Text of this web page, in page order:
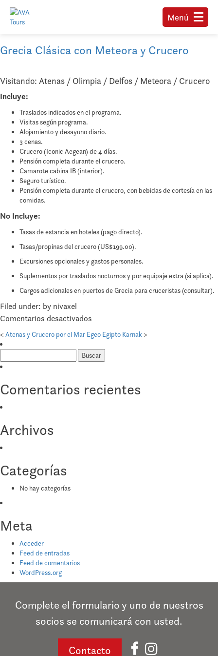
Menú
Grecia Clásica con Meteora y Crucero
Visitando: Atenas / Olimpia / Delfos / Meteora / Crucero
Incluye:
Traslados indicados en el programa.
Visitas según programa.
Alojamiento y desayuno diario.
3 cenas.
Crucero (Iconic Aegean) de 4 días.
Pensión completa durante el crucero.
Camarote cabina IB (interior).
Seguro turístico.
Pensión completa durante el crucero, con bebidas de cortesía en las
comidas.
No Incluye:
Tasas de estancia en hoteles (pago directo).
Tasas/propinas del crucero (US$199.00).
Excursiones opcionales y gastos personales.
Suplementos por traslados nocturnos y por equipaje extra (si aplica).
Cargos adicionales en puertos de Grecia para cruceristas (consultar).
Filed under: by nivaxel
Comentarios desactivados
Grecia
Clásica
con
Crucero
< Atenas y Crucero por el Mar Egeo Egipto Karnak >
Comentarios recientes
Archivos
Categorías
No hay categorías
Meta
Acceder
Feed de entradas
Feed de comentarios
WordPress.org
Complete el formulario y uno de nuestros
socios se comunicará con usted.
Contacto